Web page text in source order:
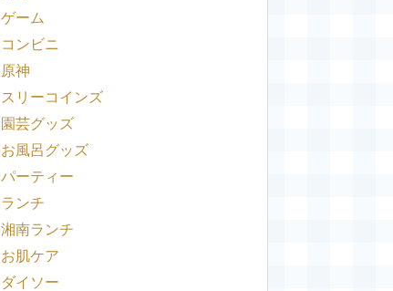
ゲーム
コンビニ
原神
スリーコインズ
園芸グッズ
お風呂グッズ
パーティー
ランチ
湘南ランチ
お肌ケア
ダイソー